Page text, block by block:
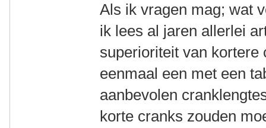
Als ik vragen mag; wat
ik lees al jaren allerlei
superioriteit van
eenmaal een met een
aanbevolen
korte cranks zouden